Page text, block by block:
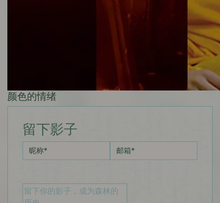
颜色的情绪
留下影子
昵称* 邮箱*